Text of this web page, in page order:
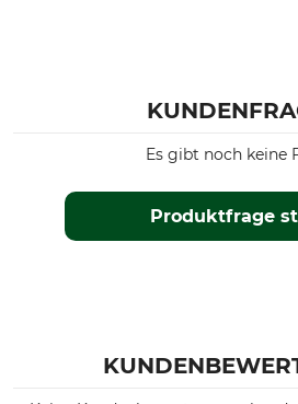
Produktfrage
Es gibt noch keine